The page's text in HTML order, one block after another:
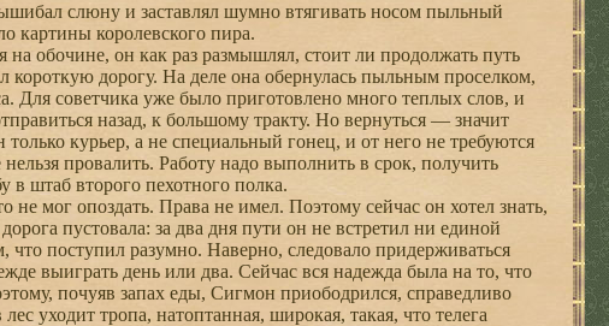
слюну и заставлял шумно втягивать носом пыльный
картины королевского пира.
обочине, он как раз размышлял, стоит ли продолжать путь
короткую дорогу. На деле она обернулась пыльным проселком,
Для советчика уже было приготовлено много теплых слов, и
назад, к большому тракту. Но вернуться — значит
курьер, а не специальный гонец, и от него не требуются
провалить. Работу надо выполнить в срок, получить
в штаб второго пехотного полка.
мог опоздать. Права не имел. Поэтому сейчас он хотел знать,
пустовала: за два дня пути он не встретил ни единой
поступил разумно. Наверно, следовало придерживаться
выиграть день или два. Сейчас вся надежда была на то, что
почуяв запах еды, Сигмон приободрился, справедливо
уходит тропа, натоптанная, широкая, такая, что телега